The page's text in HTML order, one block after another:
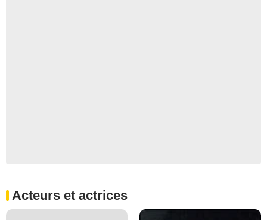
Acteurs et actrices